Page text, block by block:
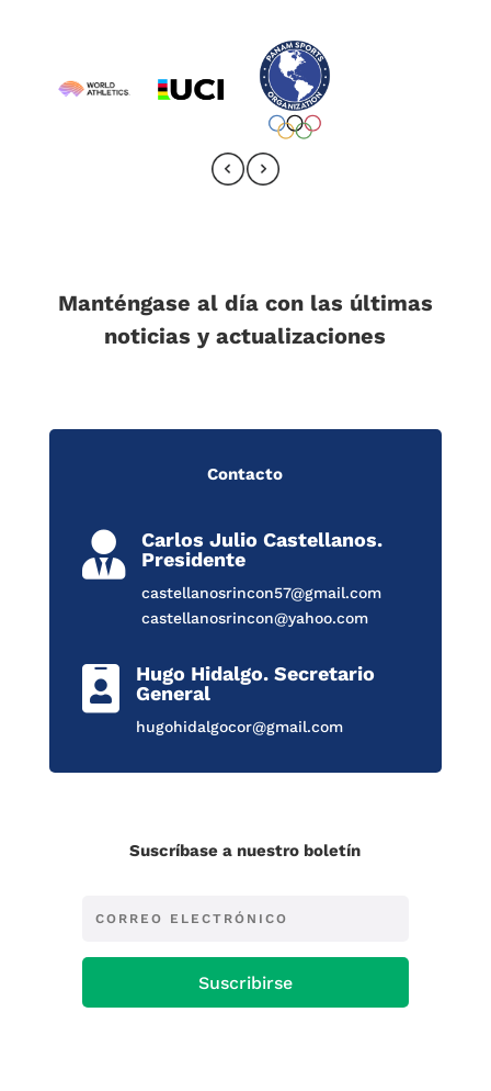
Manténgase al día con las últimas
noticias y actualizaciones
Contacto

Carlos Julio Castellanos.
Presidente
castellanosrincon57@gmail.com
castellanosrincon@yahoo.com

Hugo Hidalgo. Secretario
General
hugohidalgocor@gmail.com
Suscríbase a nuestro boletín
Suscribirse